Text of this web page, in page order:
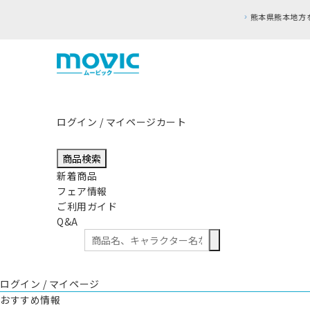
ログイン / マイページカート
商品検索
新着商品
フェア情報
ご利用ガイド
Q&A
ログイン / マイページ
おすすめ情報